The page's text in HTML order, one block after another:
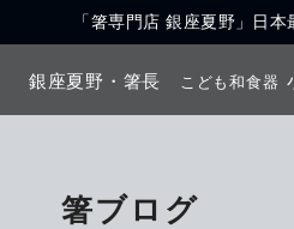
「箸専門店 銀座夏野」日
銀座夏野・箸長 こども和食器
箸ブログ